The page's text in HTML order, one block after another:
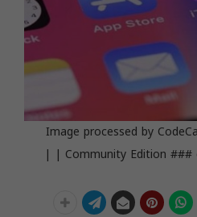
Image processed by
Community Edition ###